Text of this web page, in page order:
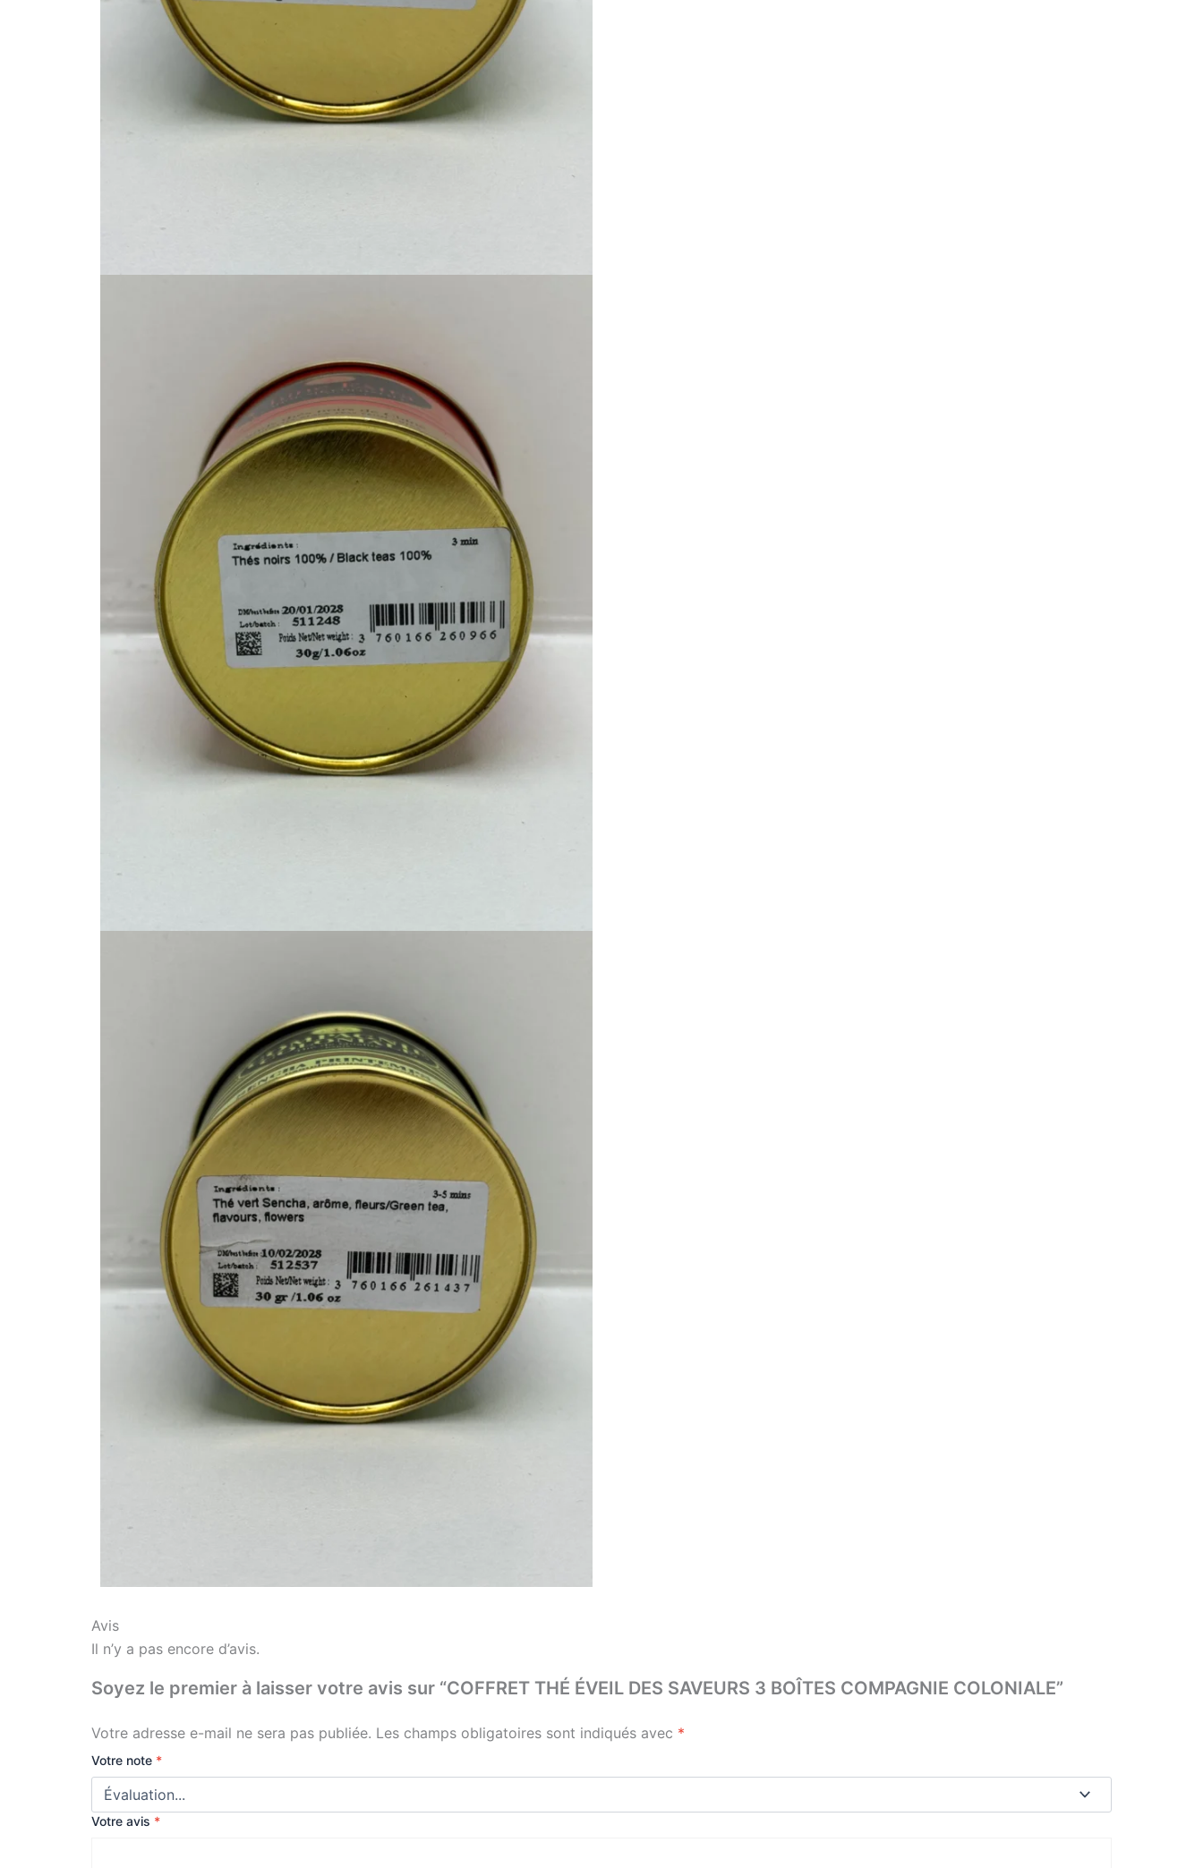
Avis
Il n’y a pas encore d’avis.
Soyez le premier à laisser votre avis sur “COFFRET THÉ ÉVEIL DES SAVEURS 3 BOÎTES COMPAGNIE COLONIALE”
Votre adresse e-mail ne sera pas publiée. Les champs obligatoires sont indiqués avec *
Votre note *
Votre avis *